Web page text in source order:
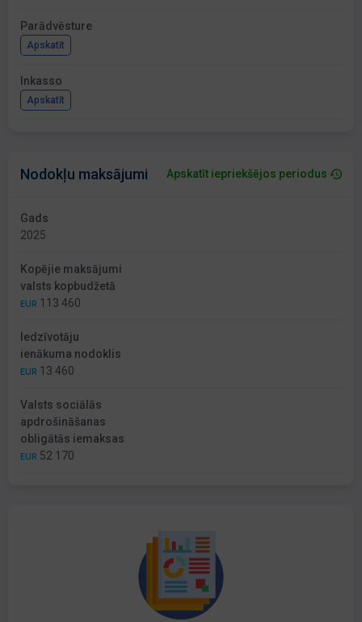
Parādvēsture
Apskatīt
Inkasso
Apskatīt
Nodokļu maksājumi Apskatīt iepriekšējos periodus
Gads
2025
Kopējie maksājumi
valsts kopbudžetā
EUR 113 460
Iedzīvotāju
ienākuma nodoklis
EUR 13 460
Valsts sociālās
apdrošināšanas
obligātās iemaksas
EUR 52 170